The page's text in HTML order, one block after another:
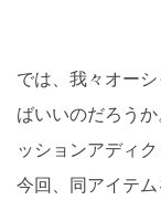
では、我々オー
ばいいのだろう
ッションアディク
今回、同アイテ